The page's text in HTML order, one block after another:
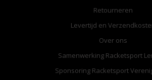
Retourneren
Levertijd en
Over ons
Samenwerking Racketsport
Sponsoring Racketsport